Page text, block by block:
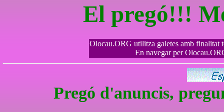
El pregó!!!
Olocau.ORG utilitza galetes amb finalitat
En navegar per
Pregó d'anuncis,